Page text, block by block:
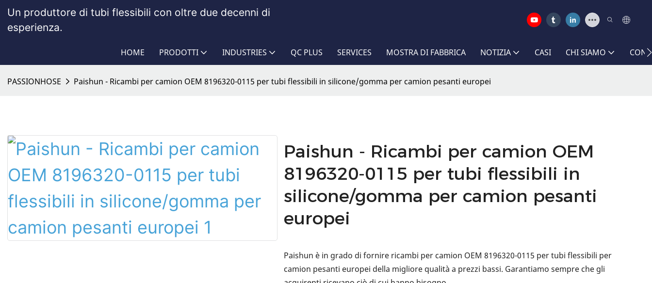
Un produttore di tubi flessibili con oltre due decenni di
esperienza.
HOME PRODOTTI INDUSTRIES QC PLUS SERVICES MOSTRA DI FABBRICA NOTIZIA CASI CHI SIAMO
PASSIONHOSE Paishun - Ricambi per camion OEM 8196320-0115 per tubi flessibili in silicone/gomma per camion pesanti europei
Paishun - Ricambi per camion OEM
8196320-0115 per tubi flessibili in
silicone/gomma per camion pesanti
europei
Paishun è in grado di fornire ricambi per camion OEM 8196320-0115 per tubi flessibili per
camion pesanti europei della migliore qualità a prezzi bassi. Garantiamo sempre che gli